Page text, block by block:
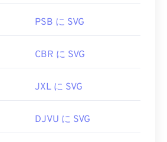
PSB に SVG
CBR に SVG
JXL に SVG
DJVU に SVG